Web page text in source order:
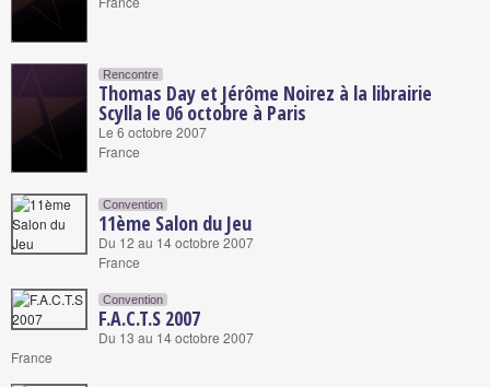
Rencontre
Thomas Day et Jérôme Noirez à la librairie
Scylla le 06 octobre à Paris
Le 6 octobre 2007
France
Convention
11ème Salon du Jeu
Du 12 au 14 octobre 2007
France
Convention
F.A.C.T.S 2007
Du 13 au 14 octobre 2007
France